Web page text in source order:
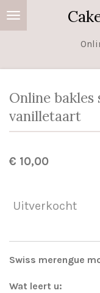
Ga
direct
Online bakles
vanilletaart
€ 10,00
Uitverkocht
Swiss merengue
Wat leert u: